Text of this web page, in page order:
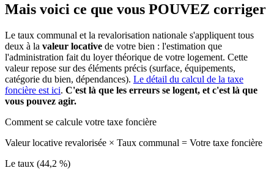
Mais voici ce que vous POUVEZ corriger
Le taux communal et la revalorisation nationale s'appliquent tous
deux à la valeur locative de votre bien : l'estimation que
l'administration fait du loyer théorique de votre logement. Cette
valeur repose sur des éléments précis (surface, équipements,
catégorie du bien, dépendances). Le détail du calcul de la taxe
foncière est ici. C'est là que les erreurs se logent, et c'est là que
vous pouvez agir.
Comment se calcule votre taxe foncière
Valeur locative revalorisée × Taux communal = Votre taxe foncière
Le taux (44,2 %)